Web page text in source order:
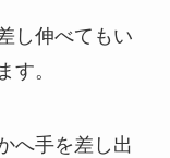
し伸べてもい
す。
へ手を差し出